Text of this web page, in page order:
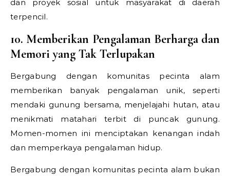
dan proyek sosial untuk masyarakat di daerah
terpencil.
10. Memberikan Pengalaman Berharga dan
Memori yang Tak Terlupakan
Bergabung dengan komunitas pecinta alam
memberikan banyak pengalaman unik, seperti
mendaki gunung bersama, menjelajahi hutan, atau
menikmati matahari terbit di puncak gunung.
Momen-momen ini menciptakan kenangan indah
dan memperkaya pengalaman hidup.
Bergabung dengan komunitas pecinta alam bukan